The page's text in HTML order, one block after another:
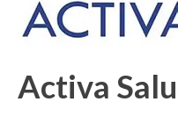
Activa